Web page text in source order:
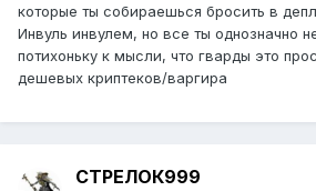
которые ты собираешься бросить в
Инвуль инвулем, но все ты однозначно
потихоньку к мысли, что гварды это
дешевых криптеков/варгира
СТРЕЛОК999